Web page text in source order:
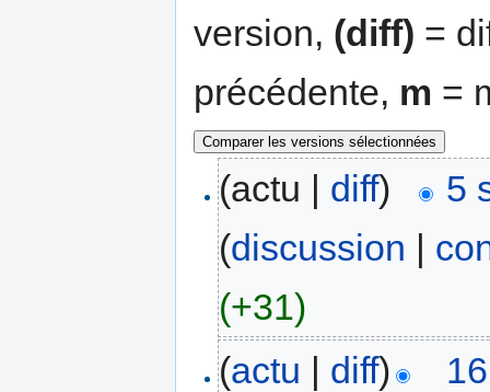
version, (diff) =
précédente, m =
(actu | diff)
5
(discussion |
(+31)
(actu | diff)